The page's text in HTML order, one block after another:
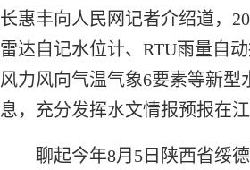
长惠丰向人民网记者介绍道，
雷达自记水位计、RTU雨量自
风力风向气温气象6要素等新
息，充分发挥水文情报预报在
聊起今年8月5日陕西省绥